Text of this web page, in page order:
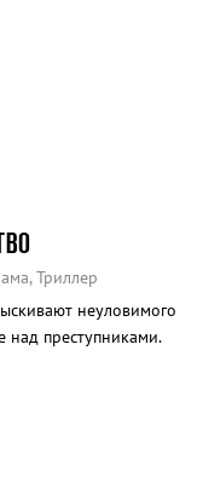
Триллер
неуловимого
над преступниками.